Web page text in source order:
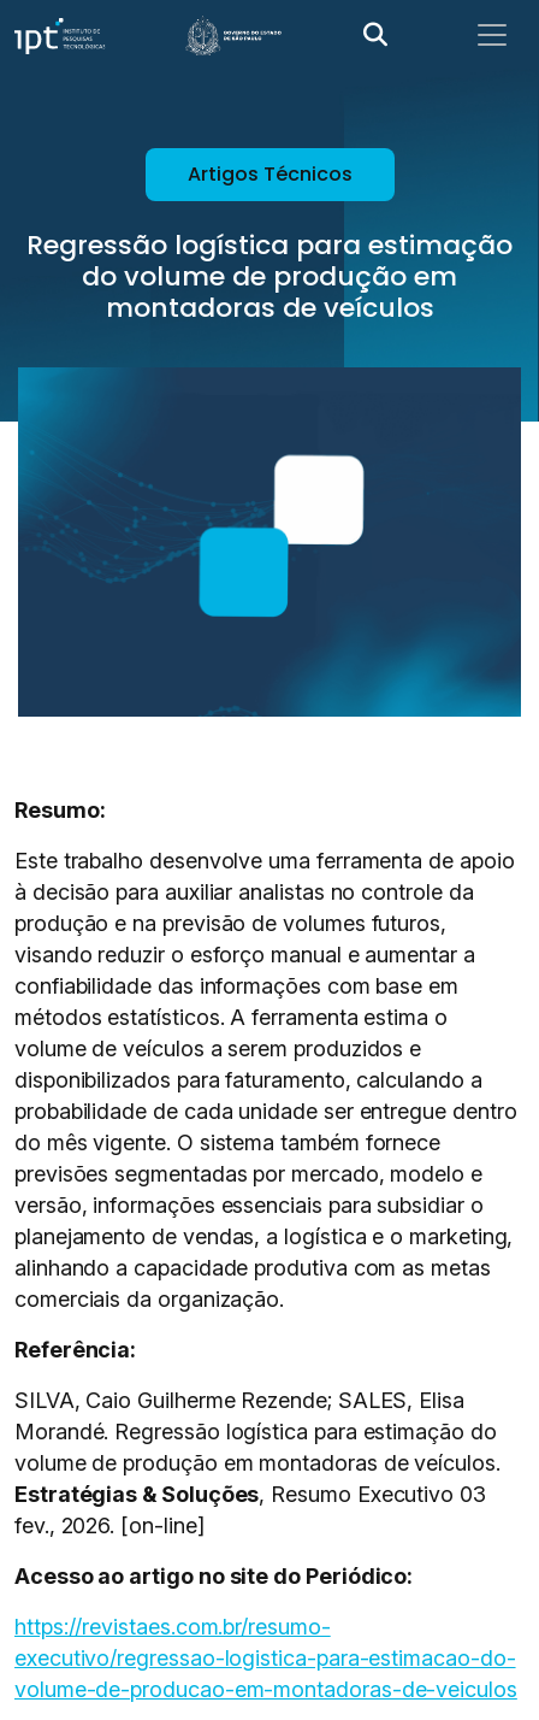
Artigos Técnicos
Regressão logística para estimação
do volume de produção em
montadoras de veículos
Resumo:
Este trabalho desenvolve uma ferramenta de apoio
à decisão para auxiliar analistas no controle da
produção e na previsão de volumes futuros,
visando reduzir o esforço manual e aumentar a
confiabilidade das informações com base em
métodos estatísticos. A ferramenta estima o
volume de veículos a serem produzidos e
disponibilizados para faturamento, calculando a
probabilidade de cada unidade ser entregue dentro
do mês vigente. O sistema também fornece
previsões segmentadas por mercado, modelo e
versão, informações essenciais para subsidiar o
planejamento de vendas, a logística e o marketing,
alinhando a capacidade produtiva com as metas
comerciais da organização.
Referência:
SILVA, Caio Guilherme Rezende; SALES, Elisa
Morandé. Regressão logística para estimação do
volume de produção em montadoras de veículos.
Estratégias & Soluções, Resumo Executivo 03
fev., 2026. [on-line]
Acesso ao artigo no site do Periódico:
https://revistaes.com.br/resumo-
executivo/regressao-logistica-para-estimacao-do-
volume-de-producao-em-montadoras-de-veiculos